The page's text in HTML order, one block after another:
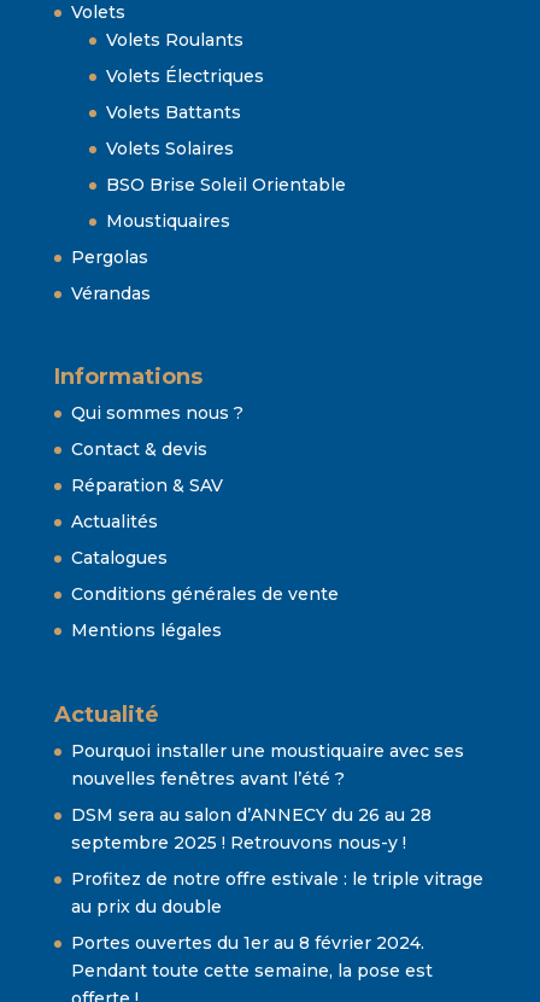
Volets
Volets Roulants
Volets Électriques
Volets Battants
Volets Solaires
BSO Brise Soleil Orientable
Moustiquaires
Pergolas
Vérandas
Informations
Qui sommes nous ?
Contact & devis
Réparation & SAV
Actualités
Catalogues
Conditions générales de vente
Mentions légales
Actualité
Pourquoi installer une moustiquaire avec ses
nouvelles fenêtres avant l’été ?
DSM sera au salon d’ANNECY du 26 au 28
septembre 2025 ! Retrouvons nous-y !
Profitez de notre offre estivale : le triple vitrage
au prix du double
Portes ouvertes du 1er au 8 février 2024.
Pendant toute cette semaine, la pose est